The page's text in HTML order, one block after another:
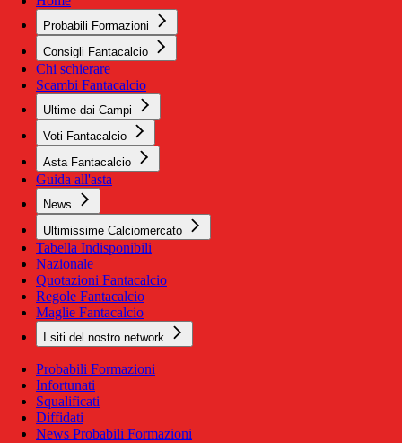
Probabili Formazioni
Consigli Fantacalcio
Chi schierare
Scambi Fantacalcio
Ultime dai Campi
Voti Fantacalcio
Asta Fantacalcio
Guida all'asta
News
Ultimissime Calciomercato
Tabella Indisponibili
Nazionale
Quotazioni Fantacalcio
Regole Fantacalcio
Maglie Fantacalcio
I siti del nostro network
Probabili Formazioni
Infortunati
Squalificati
Diffidati
News Probabili Formazioni